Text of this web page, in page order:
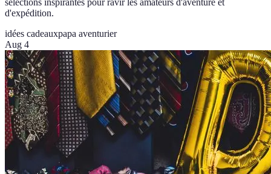
d'expédition.
idées cadeauxpapa aventurier
Aug 4